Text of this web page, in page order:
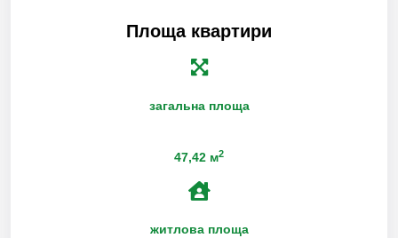
Площа квартири
загальна площа
47,42 м2
житлова площа